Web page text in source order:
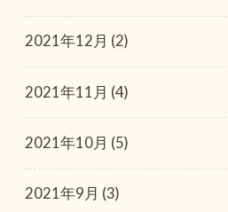
2021年12月 (2)
2021年11月 (4)
2021年10月 (5)
2021年9月 (3)